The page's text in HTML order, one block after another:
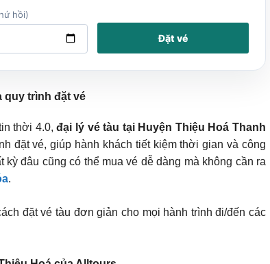
hồi)
Đặt vé
quy trình đặt vé
thời 4.0,đại lý vé tàu tại Huyện Thiệu Hoá Thanh
đặt vé, giúp hành khách tiết kiệm thời gian và công
đâu cũng có thể mua vé dễ dàng mà không cần ra
.
đặt vé tàu đơn giản cho mọi hành trình đi/đến các